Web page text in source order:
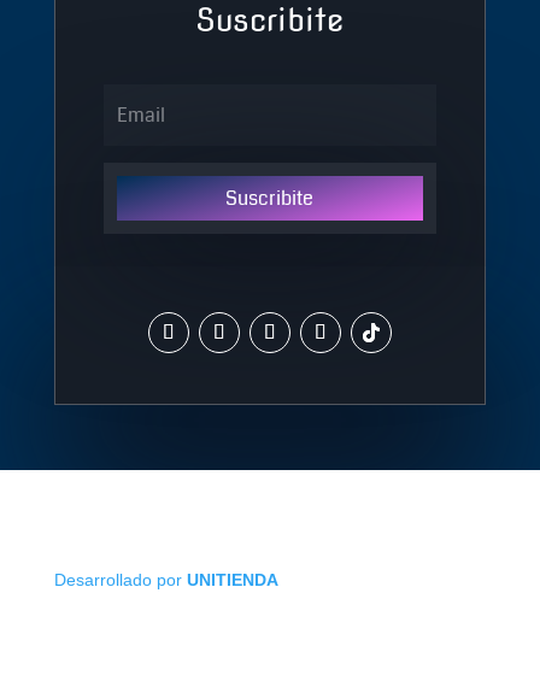
Suscribite
Suscribite
Desarrollado por UNITIENDA